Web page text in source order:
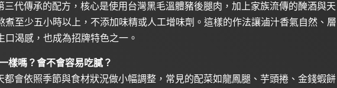
三代傳承的配方，核心是使用台灣黑毛溫體豬後腿肉，加上家族流傳的醃酒與天
煮至少五小時以上，不添加味精或人工增味劑。這樣的作法讓滷汁香氣自然、層
口渴感，也成為招牌特色之一。
樣嗎？會不會容易吃膩？
都會依照季節與食材狀況做小幅調整，常見的配菜如龍鳳腿、芋頭捲、金錢蝦餅